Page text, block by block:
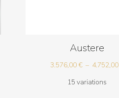
Austere
3.576,00€ – 4.752,00
15 variations